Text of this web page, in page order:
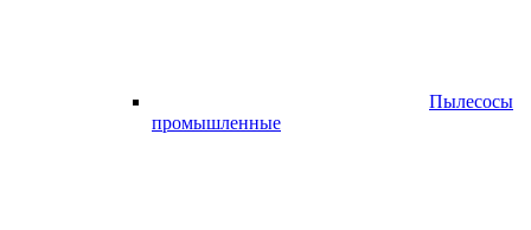
Пылесосы
промышленные